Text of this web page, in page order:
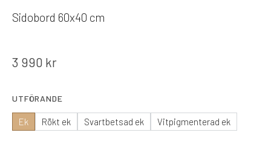
Sidobord 60x40 cm
3 990 kr
UTFÖRANDE
Ek Rökt ek Svartbetsad ek Vitpigmenterad ek